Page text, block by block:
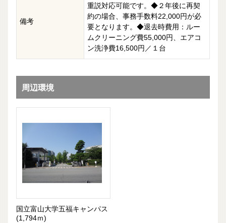
備考
重説対応可能です。◆２年後に再契
約の場合、事務手数料22,000円が必
要となります。◆退去時費用：ルー
ムクリーニング費55,000円、エアコ
ン洗浄費16,500円／１台
周辺環境
国立富山大学五福キャンパス
(1,794ｍ)